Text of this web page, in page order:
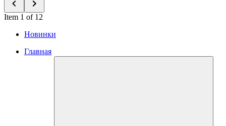
Item 1 of 12
Новинки
Главная